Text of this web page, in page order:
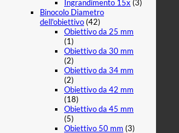
Ingrandimento 15x (3)
Binocolo Diametro
dell'obiettivo(42)
Obiettivo da 25 mm
(1)
Obiettivo da 30 mm
(2)
Obiettivo da 34 mm
(2)
Obiettivo da 42 mm
(18)
Obiettivo da 45 mm
(5)
Obiettivo 50 mm (3)